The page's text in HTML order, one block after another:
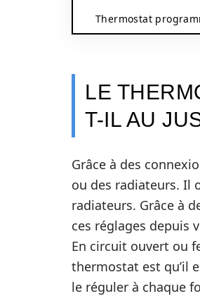
Thermostat
LE
T-IL AU
Grâce à des
ou des radiateurs. Il
radiateurs. Grâce à
ces réglages depuis
En circuit ouvert ou
thermostat est qu’il
le réguler à chaque